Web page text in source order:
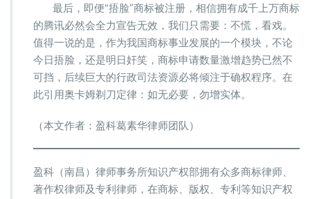
最后，即便“捂脸”商标被注册，相信拥有成千上万商标
的腾讯必然会全力宣告无效，我们只需要：不慌，看戏。
值得一说的是，作为我国商标事业发展的一个模块，不论
今日捂脸，还是明日奸笑，商标申请数量激增趋势已然不
可挡，后续巨大的行政司法资源必将倾注于确权程序。在
此引用奥卡姆剃刀定律：如无必要，勿增实体。
（本文作者：盈科葛素华律师团队）
盈科（南昌）律师事务所知识产权部拥有众多商标律师、
著作权律师及专利律师，在商标、版权、专利等知识产权